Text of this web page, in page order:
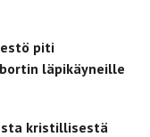
piti
läpikäyneille
kristillisestä